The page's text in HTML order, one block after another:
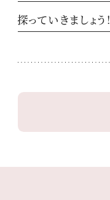
探っていきましょう！